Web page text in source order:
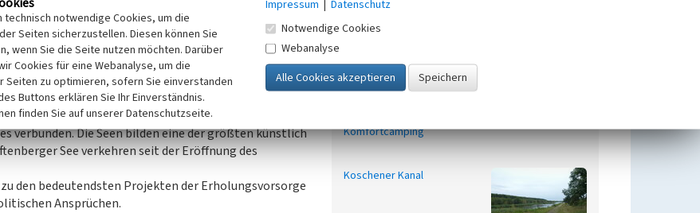
Maßnahmen in den Abschlussbetriebsplan
wurden um 2000 abgeschlossen.
die auch als IBA SEE bekannt geworden ist. Bis
Struktur- und Landschaftswandel in der Lausitz
u.a. das Projekt SeeStadt Senftenberg. Stadtumbau
Koschener Kanal mit dem Geierswalder See und
verbunden. Die Seen bilden eine der größten künstlich
See verkehren seit der Eröffnung des
den bedeutendsten Projekten der Erholungsvorsorge
Ansprüchen.
Ferienlager des Kraftwerkes
Jänschwalde
Hafencamp
Komfortcamping
Koschener Kanal
technisch notwendige Cookies, um die
Seiten sicherzustellen. Diesen können Sie
wenn Sie die Seite nutzen möchten. Darüber
Cookies für eine Webanalyse, um die
Seiten zu optimieren, sofern Sie einverstanden
Buttons erklären Sie Ihr Einverständnis.
finden Sie auf unserer Datenschutzseite.
Impressum | Datenschutz
Notwendige Cookies
Webanalyse